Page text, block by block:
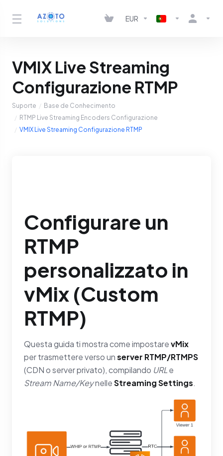
EUR
VMIX Live Streaming
Configurazione RTMP
Suporte
Base de Conhecimento
RTMP Live Streaming Encoders Configurazione
VMIX Live Streaming Configurazione RTMP
Configurare un
RTMP
personalizzato in
vMix (Custom
RTMP)
Questa guida ti mostra come impostarevMix
per trasmettere verso unserver RTMP/RTMPS
(CDN o server privato), compilando URLe
Stream Name/KeynelleStreaming Settings.